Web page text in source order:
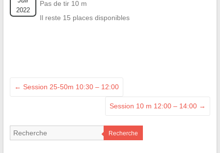
2022
Pas de tir 10 m
Il reste 15 places disponibles
← Session 25-50m 10:30 – 12:00
Session 10 m 12:00 – 14:00 →
Recherche